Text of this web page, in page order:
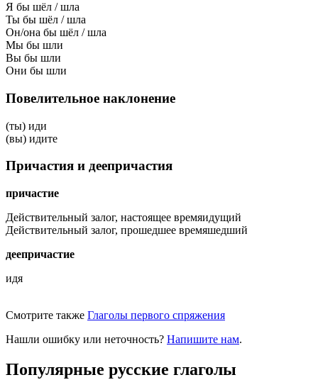
Я бы шёл / шла
Ты бы шёл / шла
Он/она бы шёл / шла
Мы бы шли
Вы бы шли
Они бы шли
Повелительное наклонение
(ты) иди
(вы) идите
Причастия и деепричастия
причастие
Действительный залог, настоящее времяидущий
Действительный залог, прошедшее времяшедший
деепричастие
идя
Смотрите также Глаголы первого спряжения
Нашли ошибку или неточность? Напишите нам.
Популярные русские глаголы